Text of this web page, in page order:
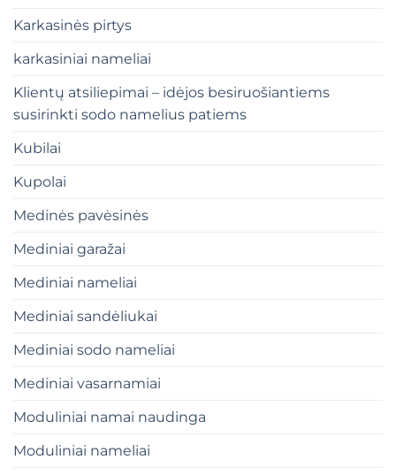
Karkasinės pirtys
karkasiniai nameliai
Klientų atsiliepimai – idėjos besiruošiantiems
susirinkti sodo namelius patiems
Kubilai
Kupolai
Medinės pavėsinės
Mediniai garažai
Mediniai nameliai
Mediniai sandėliukai
Mediniai sodo nameliai
Mediniai vasarnamiai
Moduliniai namai naudinga
Moduliniai nameliai